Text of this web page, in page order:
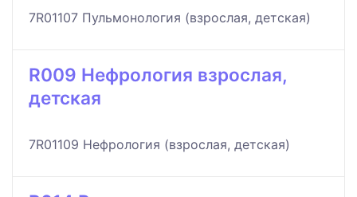
7R01107 Пульмонология (взрослая, детская)
R009 Нефрология взрослая,
детская
7R01109 Нефрология (взрослая, детская)